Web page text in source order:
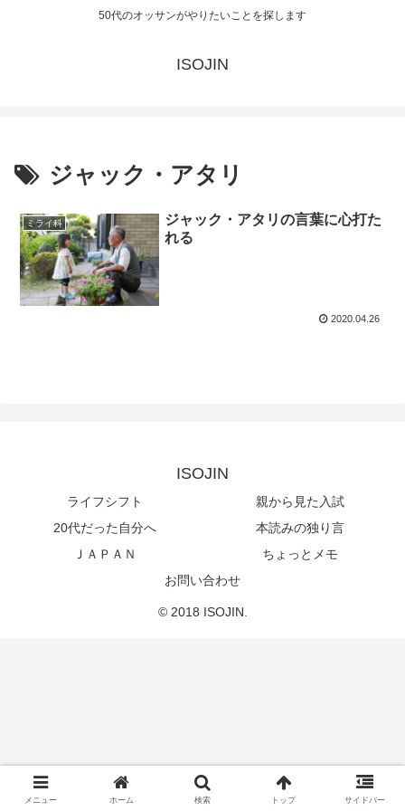
50代のオッサンがやりたいことを探します
ISOJIN
ジャック・アタリ
ミライ科
ジャック・アタリの言葉に心打た
れる
2020.04.26
ISOJIN
ライフシフト
親から見た入試
20代だった自分へ
本読みの独り言
ＪＡＰＡＮ
ちょっとメモ
お問い合わせ
© 2018 ISOJIN.
メニュー ホーム 検索 トップ サイドバー